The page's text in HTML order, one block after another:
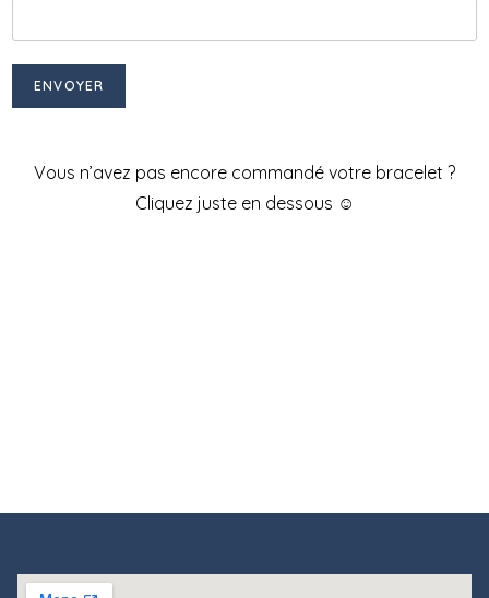
ENVOYER
Vous n’avez pas encore commandé votre bracelet ?
Cliquez juste en dessous ☺